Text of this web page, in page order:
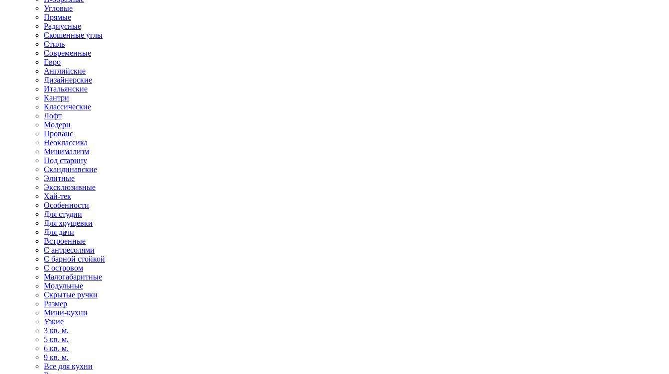
Угловые
Прямые
Радиусные
Скошенные углы
Стиль
Современные
Евро
Английские
Дизайнерские
Итальянские
Кантри
Классические
Лофт
Модерн
Прованс
Неоклассика
Минимализм
Под старину
Скандинавские
Элитные
Эксклюзивные
Хай-тек
Особенности
Для студии
Для хрущевки
Для дачи
Встроенные
С антресолями
С барной стойкой
С островом
Малогабаритные
Модульные
Скрытые ручки
Размер
Мини-кухни
Узкие
3 кв. м.
5 кв. м.
6 кв. м.
9 кв. м.
Все для кухни